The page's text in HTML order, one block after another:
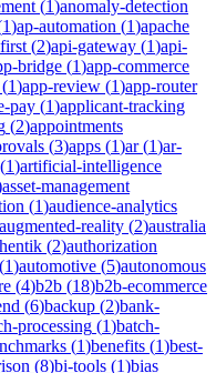
(1)anomaly-detection
1)ap-automation (1)apache
(2)api-gateway (1)api-
bridge (1)app-commerce
(1)app-review (1)app-router
pay (1)applicant-tracking
(2)appointments
(3)apps (1)ar(1)ar-
(1)artificial-intelligence
asset-management
(1)audience-analytics
augmented-reality (2)australia
(2)authorization
(1)automotive (5)autonomous
(4)b2b (18)b2b-ecommerce
(6)backup (2)bank-
processing (1)batch-
(1)benefits (1)best-
(8)bi-tools (1)bias